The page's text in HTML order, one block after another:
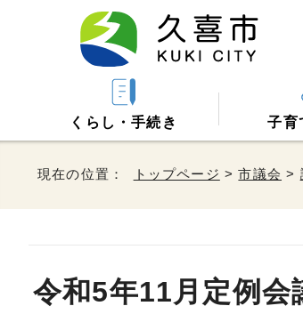
くらし・手続き 子育
現在の位置： トップページ >市議会 >
令和5年11月定例会